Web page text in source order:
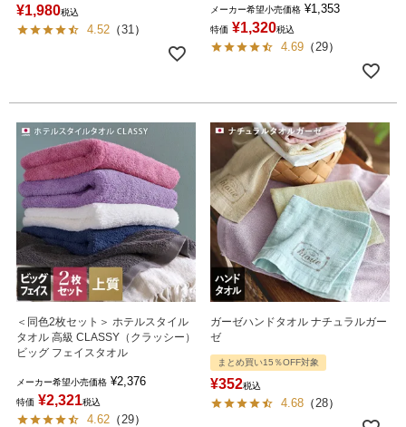
¥1,980税込
4.52 （31 ）
メーカー希望小売価格 ¥1,353
特価 ¥1,320税込
4.69 （ 29）
＜同色2枚セット＞ ホテルスタイル
タオル 高級 CLASSY（クラッシー）
ビッグ フェイスタオル
メーカー希望小売価格 ¥2,376
特価 ¥2,321税込
4.62 （ 29）
ガーゼハンドタオル ナチュラルガー
ゼ
まとめ買い15％OFF対象
¥352税込
4.68 （ 28）